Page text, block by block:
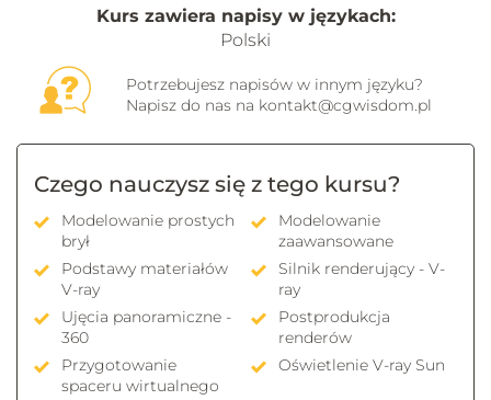
Kurs zawiera napisy w językach:
Polski
Potrzebujesz napisów w innym języku?
Napisz do nas na kontakt@cgwisdom.pl
Czego nauczysz się z tego kursu?
Modelowanie prostych
brył
Modelowanie
zaawansowane
Podstawy materiałów
V-ray
Silnik renderujący - V-
ray
Ujęcia panoramiczne -
360
Postprodukcja
renderów
Przygotowanie
spaceru wirtualnego
Oświetlenie V-ray Sun